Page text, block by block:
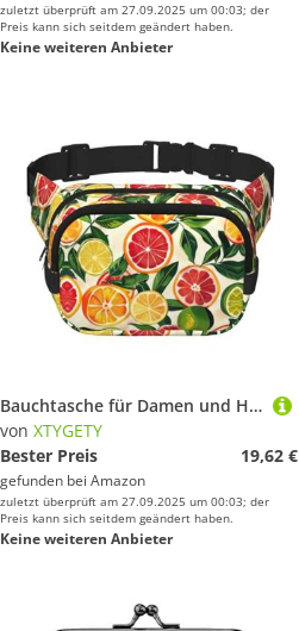
zuletzt überprüft am 27.09.2025 um 00:03; der
Preis kann sich seitdem geändert haben.
Keine weiteren Anbieter
Bauchtasche für Damen und Herren, mit verstellbarem Gurt, für Reisen, Wandern, Radfahren
von XTYGETY
Bester Preis
19,62 €
gefunden bei Amazon
zuletzt überprüft am 27.09.2025 um 00:03; der
Preis kann sich seitdem geändert haben.
Keine weiteren Anbieter